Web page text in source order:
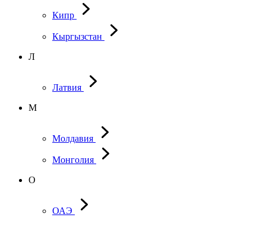
Кипр
Кыргызстан
Л
Латвия
М
Молдавия
Монголия
О
ОАЭ